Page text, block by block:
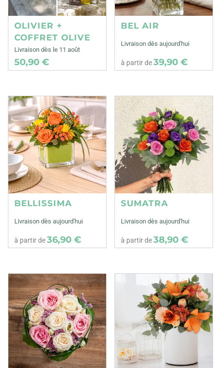
OLIVIER +
COFFRET OLIVE
Livraison dès le 11 août
50,90 €
BEL AIR
Livraison dès aujourd'hui
à partir de39,90 €
BELLISSIMA
Livraison dès aujourd'hui
à partir de36,90 €
SUMATRA
Livraison dès aujourd'hui
à partir de38,90 €